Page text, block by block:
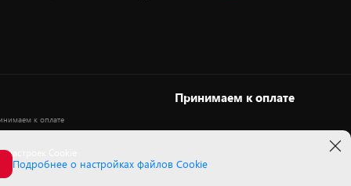
Принимаем к оплате
Cookie
Подробнее о настройках файлов Cookie